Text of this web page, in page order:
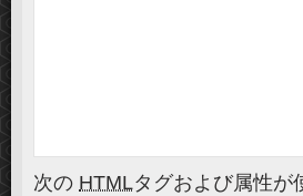
次の HTMLタグおよび属性が